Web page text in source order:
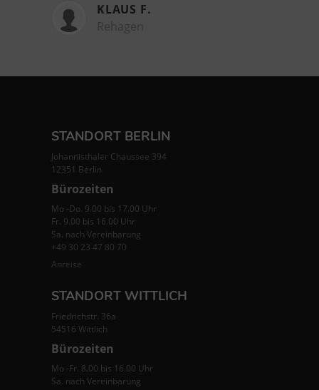
KLAUS F.
Rehagen
STANDORT BERLIN
Johannisthaler Chaussee 394
12351 Berlin
Bürozeiten
Mo -Do. 9.00 bis 17.00 Uhr
Fr. 9.00 bis 16.00 Uhr
Sa. nach Vereinbarung
+49 30 23 47 80 70
Anreise
STANDORT WITTLICH
Friedrichstr. 36a
54516 Wittlich
Bürozeiten
Mo -Fr. 8.00 bis 16.00 Uhr
Sa. nach Vereinbarung